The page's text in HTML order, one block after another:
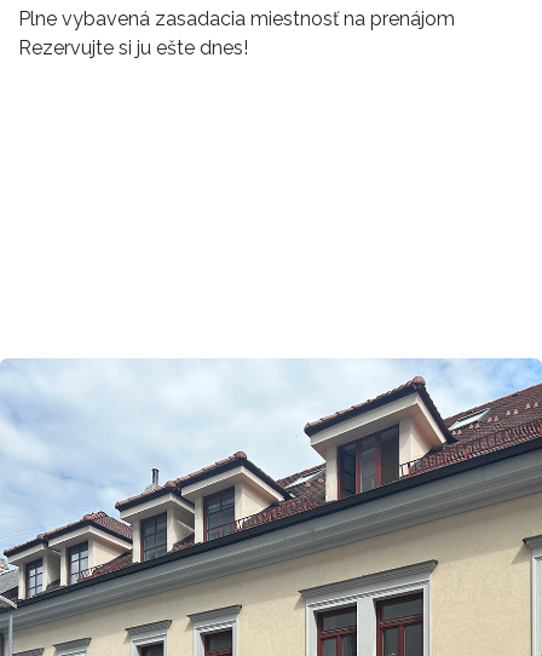
Plne vybavená zasadacia miestnosť na prenájom
Rezervujte si ju ešte dnes!